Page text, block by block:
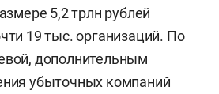
5,2 трлн рублей
19 тыс. организаций. По
дополнительным
убыточных компаний